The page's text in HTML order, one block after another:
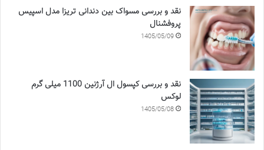
نقد و بررسی مسواک بین دندانی تریزا مدل اسپیس
پروفشنال
1405/05/09
نقد و بررسی کپسول ال آرژنین 1100 میلی گرم
لوکس
1405/05/08